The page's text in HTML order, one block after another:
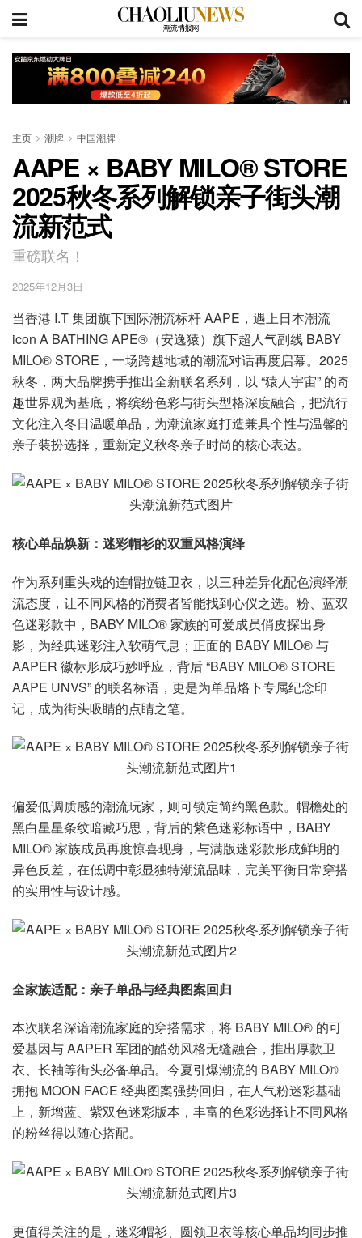
主页 潮牌 中国潮牌
AAPE × BABY MILO® STORE
2025秋冬系列解锁亲子街头潮
流新范式
重磅联名！
2025年12月3日
当香港 I.T 集团旗下国际潮流标杆 AAPE，遇上日本潮流
icon A BATHING APE®（安逸猿）旗下超人气副线 BABY
MILO® STORE，一场跨越地域的潮流对话再度启幕。2025
秋冬，两大品牌携手推出全新联名系列，以 “猿人宇宙” 的奇
趣世界观为基底，将缤纷色彩与街头型格深度融合，把流行
文化注入冬日温暖单品，为潮流家庭打造兼具个性与温馨的
亲子装扮选择，重新定义秋冬亲子时尚的核心表达。
核心单品焕新：迷彩帽衫的双重风格演绎
作为系列重头戏的连帽拉链卫衣，以三种差异化配色演绎潮
流态度，让不同风格的消费者皆能找到心仪之选。粉、蓝双
色迷彩款中，BABY MILO® 家族的可爱成员俏皮探出身
影，为经典迷彩注入软萌气息；正面的 BABY MILO® 与
AAPER 徽标形成巧妙呼应，背后 “BABY MILO® STORE
AAPE UNVS” 的联名标语，更是为单品烙下专属纪念印
记，成为街头吸睛的点睛之笔。
偏爱低调质感的潮流玩家，则可锁定简约黑色款。帽檐处的
黑白星星条纹暗藏巧思，背后的紫色迷彩标语中，BABY
MILO® 家族成员再度惊喜现身，与满版迷彩款形成鲜明的
异色反差，在低调中彰显独特潮流品味，完美平衡日常穿搭
的实用性与设计感。
全家族适配：亲子单品与经典图案回归
本次联名深谙潮流家庭的穿搭需求，将 BABY MILO® 的可
爱基因与 AAPER 军团的酷劲风格无缝融合，推出厚款卫
衣、长袖等街头必备单品。今夏引爆潮流的 BABY MILO®
拥抱 MOON FACE 经典图案强势回归，在人气粉迷彩基础
上，新增蓝、紫双色迷彩版本，丰富的色彩选择让不同风格
的粉丝得以随心搭配。
更值得关注的是，迷彩帽衫、圆领卫衣等核心单品均同步推